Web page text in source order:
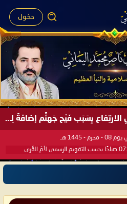
دخول
دَرَجات حَرارةِ المُنَاخ تَستَمِر في الارتِفاع بِسَبَب فَيْح جَهنَّم إضافَةً لِحرارةِ الشَّمس في مُحكَم القُرآن العَظيم ..
1445 هـ